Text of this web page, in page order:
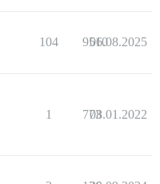
104 9510
06.08.2025
1 773
08.01.2022